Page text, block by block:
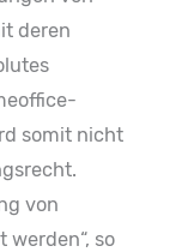
deren
somit nicht
von
so